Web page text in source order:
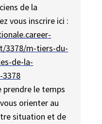
de la
vous inscrire ici :
3378/m-tiers-du-
de-la-
3378
prendre le temps
orienter au
situation et de